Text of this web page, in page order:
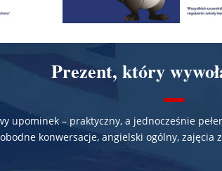
Prezent, który
upominek – praktyczny, a jednocześnie
konwersacje, angielski ogólny, zajęcia